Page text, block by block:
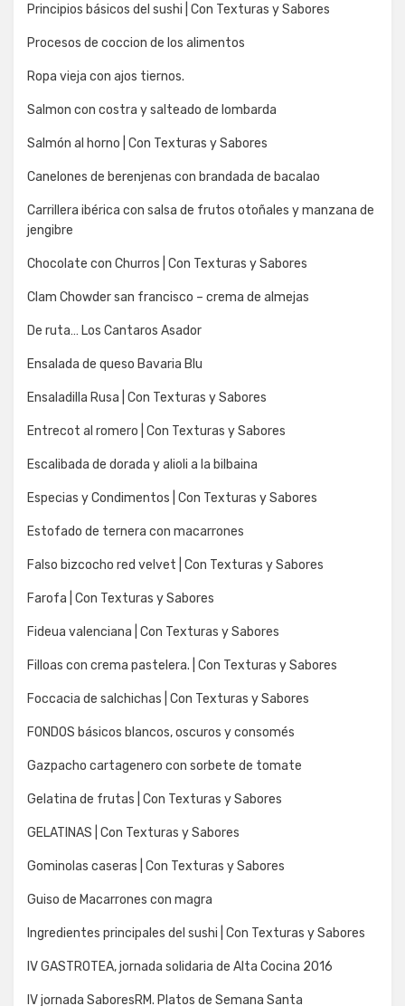
Principios básicos del sushi | Con Texturas y Sabores
Procesos de coccion de los alimentos
Ropa vieja con ajos tiernos.
Salmon con costra y salteado de lombarda
Salmón al horno | Con Texturas y Sabores
Canelones de berenjenas con brandada de bacalao
Carrillera ibérica con salsa de frutos otoñales y manzana de
jengibre
Chocolate con Churros | Con Texturas y Sabores
Clam Chowder san francisco – crema de almejas
De ruta… Los Cantaros Asador
Ensalada de queso Bavaria Blu
Ensaladilla Rusa | Con Texturas y Sabores
Entrecot al romero | Con Texturas y Sabores
Escalibada de dorada y alioli a la bilbaina
Especias y Condimentos | Con Texturas y Sabores
Estofado de ternera con macarrones
Falso bizcocho red velvet | Con Texturas y Sabores
Farofa | Con Texturas y Sabores
Fideua valenciana | Con Texturas y Sabores
Filloas con crema pastelera. | Con Texturas y Sabores
Foccacia de salchichas | Con Texturas y Sabores
FONDOS básicos blancos, oscuros y consomés
Gazpacho cartagenero con sorbete de tomate
Gelatina de frutas | Con Texturas y Sabores
GELATINAS | Con Texturas y Sabores
Gominolas caseras | Con Texturas y Sabores
Guiso de Macarrones con magra
Ingredientes principales del sushi | Con Texturas y Sabores
IV GASTROTEA, jornada solidaria de Alta Cocina 2016
IV jornada SaboresRM. Platos de Semana Santa